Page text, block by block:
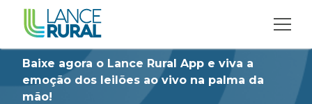
Baixe agora o Lance Rural App e viva a
emoção dos leilões ao vivo na palma da
mão!